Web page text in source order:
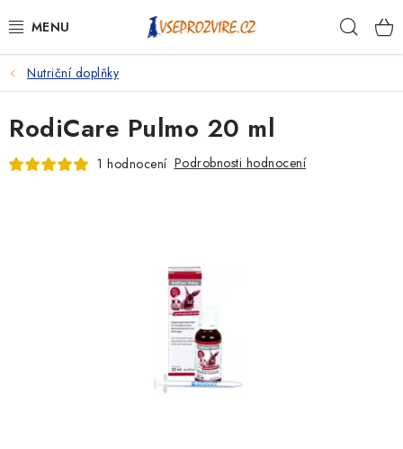
na
PSI
KOČKY
KONĚ
Nutriční doplňky
RodiCare Pulmo 20 ml
1 hodnocení Podrobnosti hodnocení